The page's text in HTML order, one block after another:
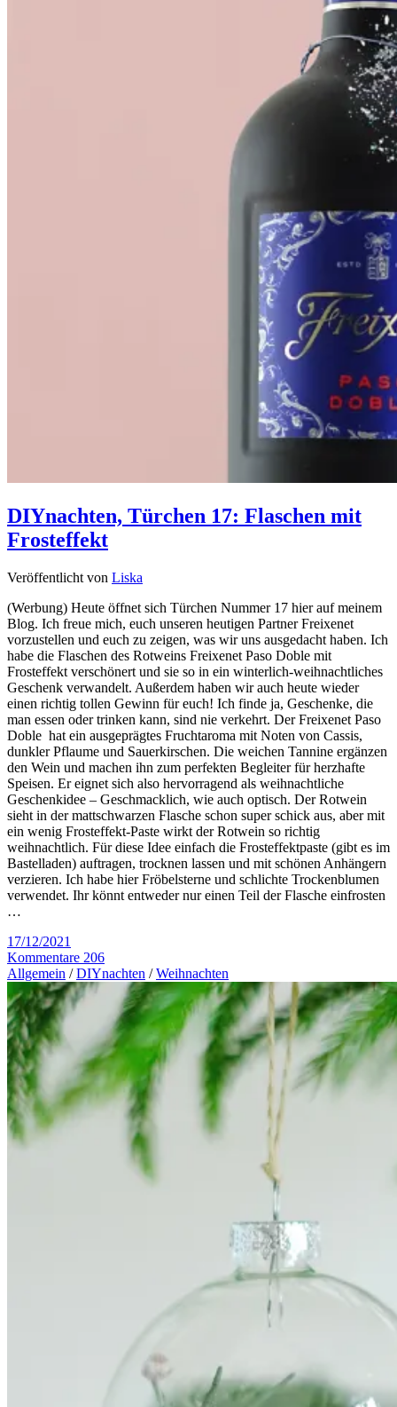
DIYnachten, Türchen 17: Flaschen mit
Frosteffekt
Veröffentlicht von Liska
(Werbung) Heute öffnet sich Türchen Nummer 17 hier auf meinem
Blog. Ich freue mich, euch unseren heutigen Partner Freixenet
vorzustellen und euch zu zeigen, was wir uns ausgedacht haben. Ich
habe die Flaschen des Rotweins Freixenet Paso Doble mit
Frosteffekt verschönert und sie so in ein winterlich-weihnachtliches
Geschenk verwandelt. Außerdem haben wir auch heute wieder
einen richtig tollen Gewinn für euch! Ich finde ja, Geschenke, die
man essen oder trinken kann, sind nie verkehrt. Der Freixenet Paso
Doble hat ein ausgeprägtes Fruchtaroma mit Noten von Cassis,
dunkler Pflaume und Sauerkirschen. Die weichen Tannine ergänzen
den Wein und machen ihn zum perfekten Begleiter für herzhafte
Speisen. Er eignet sich also hervorragend als weihnachtliche
Geschenkidee – Geschmacklich, wie auch optisch. Der Rotwein
sieht in der mattschwarzen Flasche schon super schick aus, aber mit
ein wenig Frosteffekt-Paste wirkt der Rotwein so richtig
weihnachtlich. Für diese Idee einfach die Frosteffektpaste (gibt es im
Bastelladen) auftragen, trocknen lassen und mit schönen Anhängern
verzieren. Ich habe hier Fröbelsterne und schlichte Trockenblumen
verwendet. Ihr könnt entweder nur einen Teil der Flasche einfrosten
…
17/12/2021
Kommentare 206
Allgemein /DIYnachten /Weihnachten